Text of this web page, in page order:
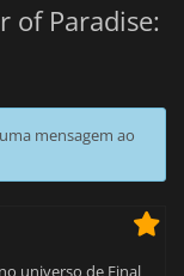
of Paradise:
mensagem ao
universo de Final